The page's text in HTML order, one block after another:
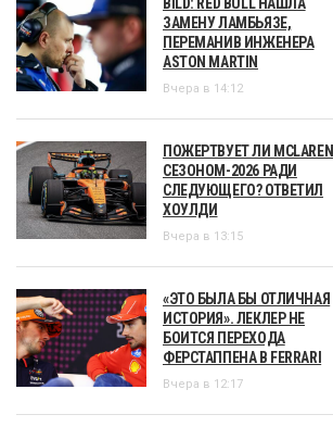
ЗАМЕНУ ЛАМБЬЯЗЕ,
ПЕРЕМАНИВ ИНЖЕНЕРА
ASTON MARTIN
Вчера в 14:12
ПОЖЕРТВУЕТ ЛИ MCLAREN
СЕЗОНОМ-2026 РАДИ
СЛЕДУЮЩЕГО? ОТВЕТИЛ
ХОУЛДИ
Вчера в 13:15
«ЭТО БЫЛА БЫ ОТЛИЧНАЯ
ИСТОРИЯ». ЛЕКЛЕР НЕ
БОИТСЯ ПЕРЕХОДА
ФЕРСТАППЕНА В FERRARI
Вчера в 12:17